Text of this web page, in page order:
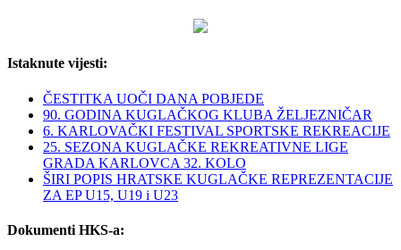
Istaknute vijesti:
ČESTITKA UOČI DANA POBJEDE
90. GODINA KUGLAČKOG KLUBA ŽELJEZNIČAR
6. KARLOVAČKI FESTIVAL SPORTSKE REKREACIJE
25. SEZONA KUGLAČKE REKREATIVNE LIGE
GRADA KARLOVCA 32. KOLO
ŠIRI POPIS HRATSKE KUGLAČKE REPREZENTACIJE
ZA EP U15, U19 i U23
Dokumenti HKS-a: